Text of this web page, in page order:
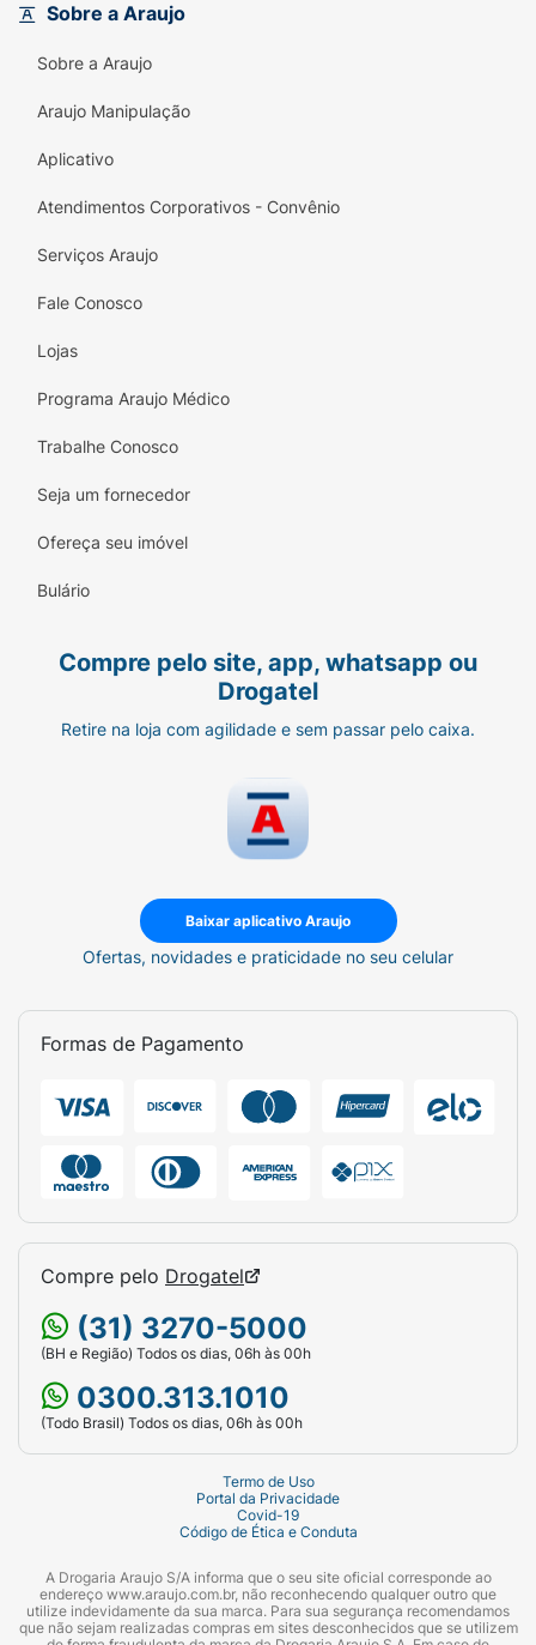
contém10 unidades
doce e revigorante.
Leve o toque frutado e o cuidado da
tella Morango com Suco de Frutas e Vitamina
Sobre a Araujo
Sobre a Araujo
Araujo Manipulação
Aplicativo
Atendimentos Corporativos - Convênio
Serviços Araujo
Fale Conosco
Lojas
Programa Araujo Médico
Trabalhe Conosco
Seja um fornecedor
Ofereça seu imóvel
Bulário
Compre pelo site, app, whatsapp ou
Drogatel
Retire na loja com agilidade e sem passar pelo caixa.
Baixar aplicativo Araujo
Ofertas, novidades e praticidade no seu celular
Formas de Pagamento
Compre pelo Drogatel
(31) 3270-5000
(BH e Região) Todos os dias, 06h às 00h
0300.313.1010
(Todo Brasil) Todos os dias, 06h às 00h
Termo de Uso
Portal da Privacidade
Covid-19
Código de Ética e Conduta
A Drogaria Araujo S/A informa que o seu site oficial corresponde ao
endereço www.araujo.com.br, não reconhecendo qualquer outro que
utilize indevidamente da sua marca. Para sua segurança recomendamos
que não sejam realizadas compras em sites desconhecidos que se utilizem